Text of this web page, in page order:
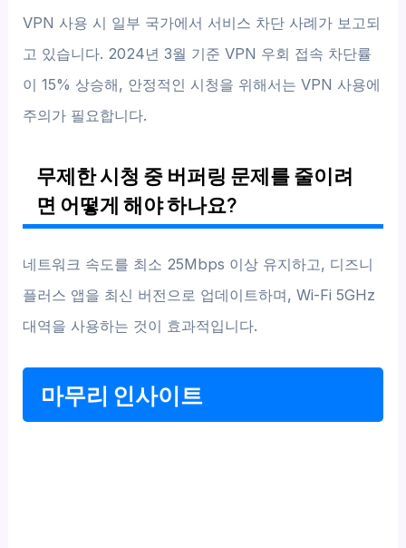
VPN 사용 시 일부 국가에서 서비스 차단 사례가 보고되
고 있습니다. 2024년 3월 기준 VPN 우회 접속 차단률
이 15% 상승해, 안정적인 시청을 위해서는 VPN 사용에
주의가 필요합니다.
무제한 시청 중 버퍼링 문제를 줄이려
면 어떻게 해야 하나요?
네트워크 속도를 최소 25Mbps 이상 유지하고, 디즈니
플러스 앱을 최신 버전으로 업데이트하며, Wi-Fi 5GHz
대역을 사용하는 것이 효과적입니다.
마무리 인사이트